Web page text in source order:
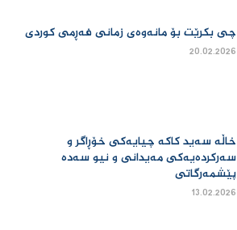
چی بكرێت بۆ مانەوەی زمانی فەڕمی كوردی
20.02.2026
خاڵە سەید کاکە چیایەکی خۆڕاگر و
سەرکردەیەکی مەیدانی و نیو سەدە
پێشمەرگاتی
13.02.2026